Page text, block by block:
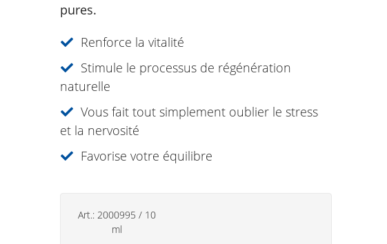
pures.
Renforce la vitalité
Stimule le processus de régénération
naturelle
Vous fait tout simplement oublier le stress
et la nervosité
Favorise votre équilibre
Art.:2000995 / 10
ml